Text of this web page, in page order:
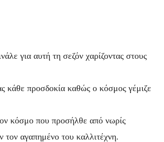
για αυτή τη σεζόν χαρίζοντας στους
κάθε προσδοκία καθώς ο κόσμος γέμιζε
κόσμο που προσήλθε από νωρίς
τον αγαπημένο του καλλιτέχνη.